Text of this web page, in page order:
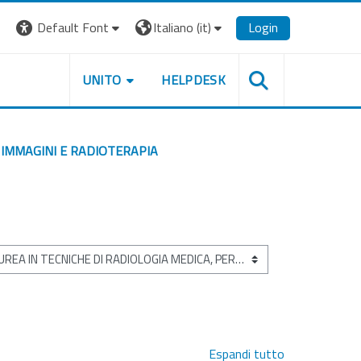
Default Font
Italiano ‎(it)‎ Login
UNITO HELPDESK
E RADIOTERAPIA
Espandi tutto